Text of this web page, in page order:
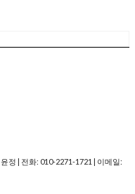
정 | 전화: 010-2271-1721 | 이메일: